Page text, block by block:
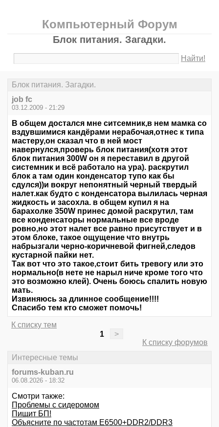
Компьютерный Форум
Блок питания. Загадки.
Найти!
Блок питания. Загадки.
job fc
03.12.2009 - 21:29
В общем достался мне ситсемник,в нем мамка со
вздувшимися кандёрами нерабочая,отнес к типа
мастеру,он сказал что в ней мост
навернулся,проверь блок питания(хотя этот
блок питания 300W он я переставил в другой
системник и всё работало на ура). раскрутил
блок а там один конденсатор тупо как бы
сдулся))и вокруг непонятный черный твердый
налет.как будто с конденсатора вылилась черная
жидкость и засохла. в общем купил я на
барахолке 350W принес домой раскрутил, там
все конденсаторы нормальные все вроде
ровно,но этот налет все равно присутствует и в
этом блоке, такое ощущение что внутрь
набрызгали черно-коричневой фигней,следов
кустарной пайки нет.
Так вот что это такое,стоит бить тревогу или это
нормально(в нете не нарыл ниче кроме того что
это возможно клей). Очень боюсь спалить новую
мать.
Извиняюсь за длинное сообщение!!!!
Спасибо тем кто сможет помочь!
К списку тем
1
>
К списку форумов
Интересные темы
forums-kuban.ru
06.08.2026 - 18:32
Смотри также:
Проблемы с сидеромом
Пищит БП!
Объясните по частотам E6500+DDR2/DDR3